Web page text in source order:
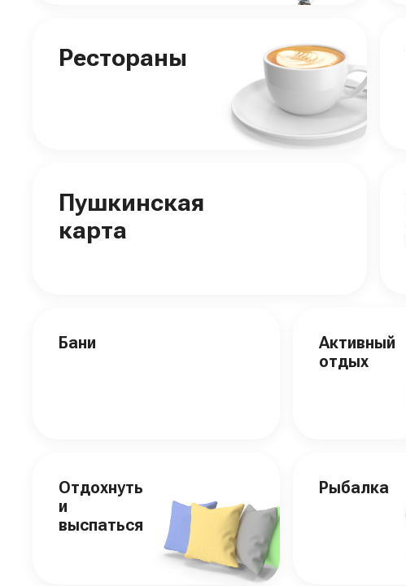
Рестораны
Пушкинская
карта
Бани
Активный
отдых
Отдохнуть
и
выспаться
Рыбалка